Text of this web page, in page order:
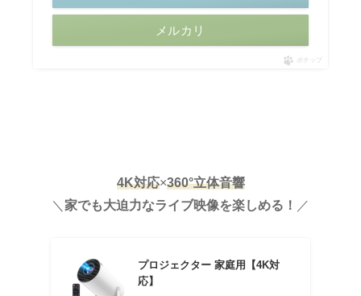
メルカリ
ポチップ
4K対応×360°立体音響
＼ 家でも大迫力なライブ映像を楽しめる！ ／
プロジェクター 家庭用【4K対
応】